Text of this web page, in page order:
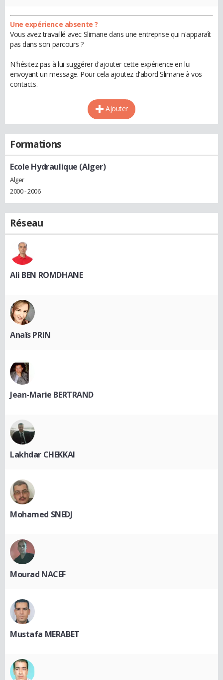
Une expérience absente ?
Vous avez travaillé avec Slimane dans une entreprise qui n'apparaît
pas dans son parcours ?
N'hésitez pas à lui suggérer d'ajouter cette expérience en lui
envoyant un message. Pour cela ajoutez d'abord Slimane à vos
contacts.
Ajouter
Formations
Ecole Hydraulique (Alger)
Alger
2000 - 2006
Réseau
Ali BEN ROMDHANE
Anaïs PRIN
Jean-Marie BERTRAND
Lakhdar CHEKKAI
Mohamed SNEDJ
Mourad NACEF
Mustafa MERABET